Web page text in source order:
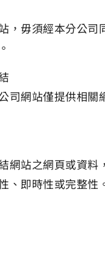
，毋須經本分公
司網站僅提供相
網站之網頁或資
、即時性或完整性